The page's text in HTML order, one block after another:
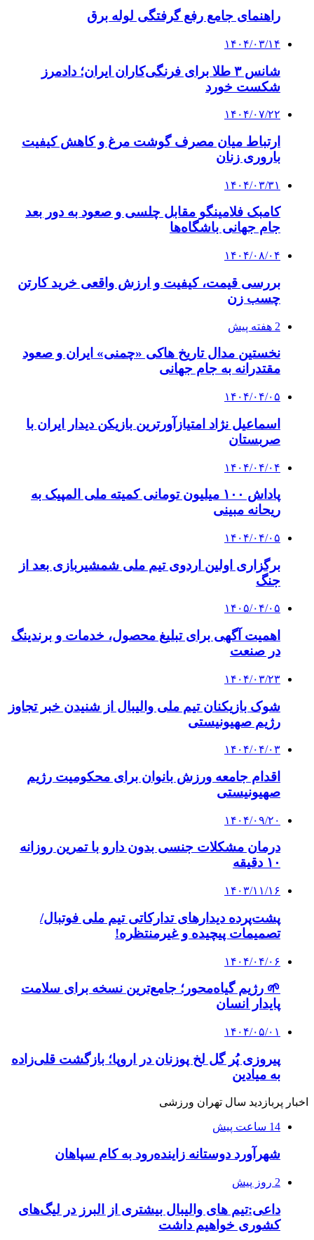
راهنمای جامع رفع گرفتگی لوله برق
۱۴۰۴/۰۳/۱۴
شانس ۳ طلا برای فرنگی‌کاران ایران؛ دادمرز
شکست خورد
۱۴۰۴/۰۷/۲۲
ارتباط میان مصرف گوشت مرغ و کاهش کیفیت
باروری زنان
۱۴۰۴/۰۳/۳۱
کامبک فلامینگو مقابل چلسی و صعود به دور بعد
جام جهانی باشگاه‌ها
۱۴۰۴/۰۸/۰۴
بررسی قیمت، کیفیت و ارزش واقعی خرید کارتن
چسب زن
2 هفته پیش
نخستین مدال تاریخ هاکی «چمنی» ایران و صعود
مقتدرانه به جام جهانی
۱۴۰۴/۰۴/۰۵
اسماعیل نژاد امتیازآورترین بازیکن دیدار ایران با
صربستان
۱۴۰۴/۰۴/۰۴
پاداش ۱۰۰ میلیون تومانی کمیته ملی المپیک به
ریحانه مبینی
۱۴۰۴/۰۴/۰۵
برگزاری اولین اردوی تیم ملی شمشیربازی بعد از
جنگ
۱۴۰۵/۰۴/۰۵
اهمیت آگهی برای تبلیغ محصول، خدمات و برندینگ
در صنعت
۱۴۰۴/۰۳/۲۳
شوک بازیکنان تیم ملی والیبال از شنیدن خبر تجاوز
رژیم صهیونیستی
۱۴۰۴/۰۴/۰۳
اقدام جامعه ورزش بانوان برای محکومیت رژیم
صهیونیستی
۱۴۰۴/۰۹/۲۰
درمان مشکلات جنسی بدون دارو با تمرین روزانه
۱۰ دقیقه
۱۴۰۳/۱۱/۱۶
پشت‌پرده دیدارهای تدارکاتی تیم ملی فوتبال/
تصمیمات پیچیده و غیرمنتظره!
۱۴۰۴/۰۴/۰۶
🌱 رژیم گیاه‌محور؛ جامع‌ترین نسخه برای سلامت
پایدار انسان
۱۴۰۴/۰۵/۰۱
پیروزی پُر گل لخ پوزنان در اروپا؛ بازگشت قلی‌زاده
به میادین
اخبار پربازدید سال تهران ورزشی
14 ساعت پیش
شهرآورد دوستانه زاینده‌رود به کام سپاهان
2 روز پیش
داعی:تیم های والیبال بیشتری از البرز در لیگ‌های
کشوری خواهیم داشت